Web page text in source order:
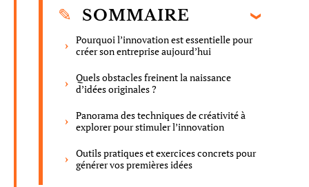
SOMMAIRE
Pourquoi l’innovation est essentielle pour
créer son entreprise aujourd’hui
Quels obstacles freinent la naissance
d’idées originales ?
Panorama des techniques de créativité à
explorer pour stimuler l’innovation
Outils pratiques et exercices concrets pour
générer vos premières idées